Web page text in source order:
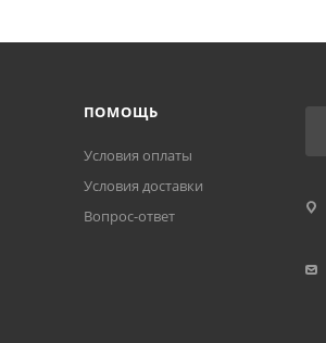
ПОМОЩЬ
Условия оплаты
Условия доставки
Вопрос-ответ